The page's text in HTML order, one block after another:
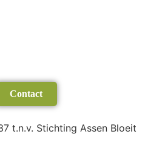
Contact
t.n.v. Stichting Assen Bloeit